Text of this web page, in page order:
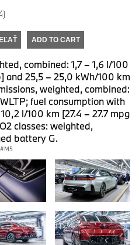
ADD TO CART
combined: 1,7 – 1,6 l/100
and 25,5 – 25,0 kWh/100 km
weighted, combined:
fuel consumption with
l/100 km [27.4 – 27.7 mpg
classes: weighted,
battery G.
M5